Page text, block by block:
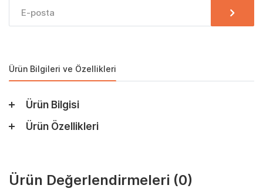
Ürün Bilgileri ve Özellikleri
Ürün Bilgisi
Ürün Özellikleri
Ürün Değerlendirmeleri (0)